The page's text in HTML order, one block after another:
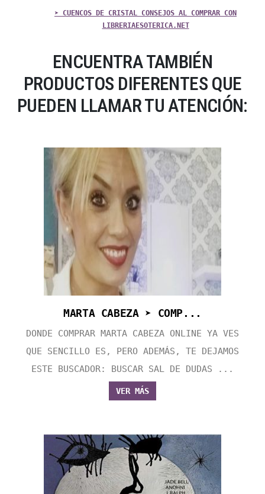
➤ CUENCOS DE CRISTAL CONSEJOS AL COMPRAR CON
LIBRERIAESOTERICA.NET
ENCUENTRA TAMBIÉN
PRODUCTOS DIFERENTES QUE
PUEDEN LLAMAR TU ATENCIÓN:
MARTA CABEZA ➤ COMP...
DONDE COMPRAR MARTA CABEZA ONLINE YA VES
QUE SENCILLO ES, PERO ADEMÁS, TE DEJAMOS
ESTE BUSCADOR: BUSCAR SAL DE DUDAS ...
VER MÁS